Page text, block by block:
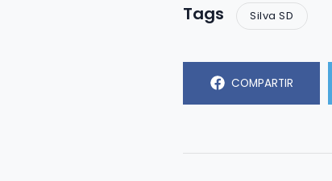
Tags Silva SD
COMPARTIR